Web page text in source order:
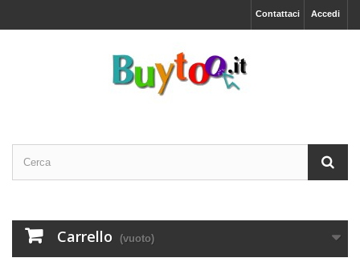
Accedi
Contattaci
Carrello (vuoto)